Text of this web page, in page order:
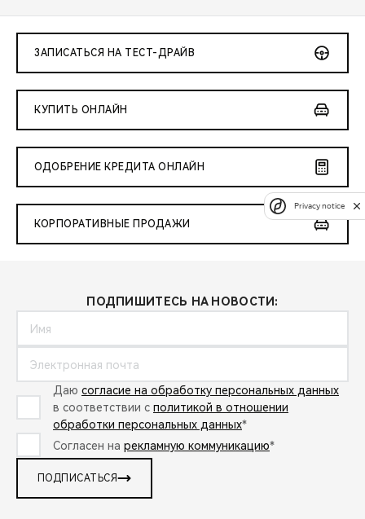
ЗАПИСАТЬСЯ НА ТЕСТ-ДРАЙВ
КУПИТЬ ОНЛАЙН
ОДОБРЕНИЕ КРЕДИТА ОНЛАЙН
КОРПОРАТИВНЫЕ ПРОДАЖИ
ПОДПИШИТЕСЬ НА НОВОСТИ:
Даю согласие на обработку персональных данных
в соответствии с политикой в отношении
обработки персональных данных*
Согласен на рекламную коммуникацию*
ПОДПИСАТЬСЯ
Privacy notice